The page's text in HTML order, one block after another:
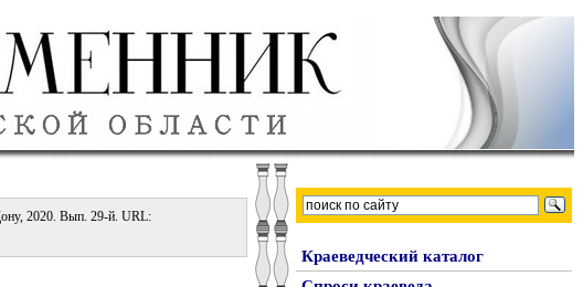
2020. Вып. 29-й. URL:
Краеведческий каталог